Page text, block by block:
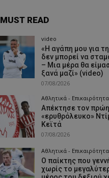
MUST READ
video
«Η αγάπη μου για
δεν μπορεί να
– Μια μέρα θα
ξανά μαζί» (video)
07/08/2026
Αθλητικά - Επικαιρότητα
Απέκτησε τον
«ερυθρόλευκο»
Κεϊτά
07/08/2026
Αθλητικά - Επικαιρότητα
Ο παίκτης που
χωρίς το